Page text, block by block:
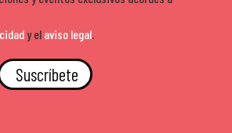
y el aviso legal
Suscríbete